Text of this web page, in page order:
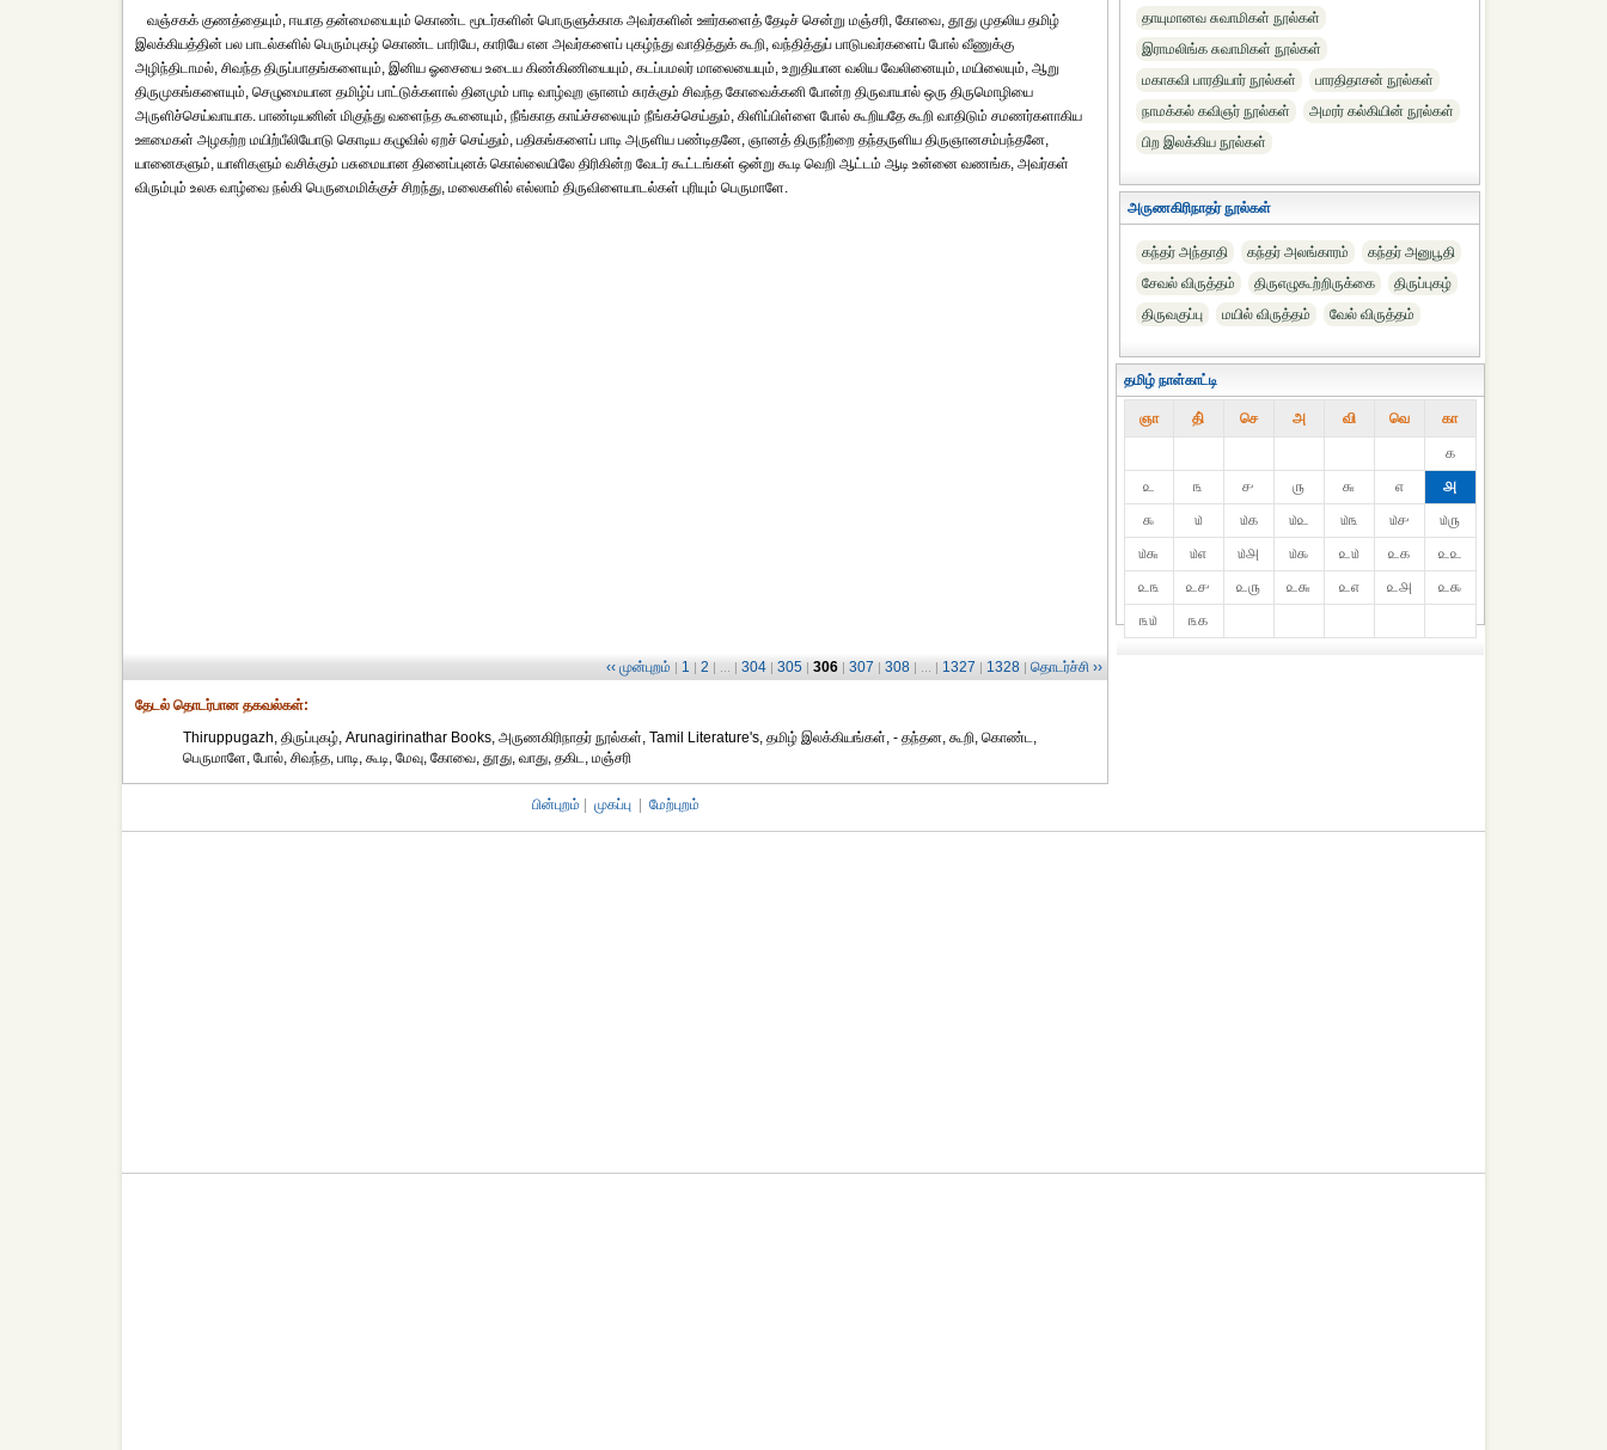
வஞ்சகக் குணத்தையும், ஈயாத தன்மையையும் கொண்ட மூடர்களின் பொருளுக்காக அவர்களின் ஊர்களைத் தேடிச் சென்று மஞ்சரி, கோவை, தூது முதலிய தமிழ்
இலக்கியத்தின் பல பாடல்களில் பெரும்புகழ் கொண்ட பாரியே, காரியே என அவர்களைப் புகழ்ந்து வாதித்துக் கூறி, வந்தித்துப் பாடுபவர்களைப் போல் வீணுக்கு
அழிந்திடாமல், சிவந்த திருப்பாதங்களையும், இனிய ஓசையை உடைய கிண்கிணியையும், கடப்பமலர் மாலையையும், உறுதியான வலிய வேலினையும், மயிலையும், ஆறு
திருமுகங்களையும், செழுமையான தமிழ்ப் பாட்டுக்களால் தினமும் பாடி வாழ்வுற ஞானம் சுரக்கும் சிவந்த கோவைக்கனி போன்ற திருவாயால் ஒரு திருமொழியை
அருளிச்செய்வாயாக. பாண்டியனின் மிகுந்து வளைந்த கூனையும், நீங்காத காய்ச்சலையும் நீங்கச்செய்தும், கிளிப்பிள்ளை போல் கூறியதே கூறி வாதிடும் சமணர்களாகிய
ஊமைகள் அழகற்ற மயிற்பீலியோடு கொடிய கழுவில் ஏறச் செய்தும், பதிகங்களைப் பாடி அருளிய பண்டிதனே, ஞானத் திருநீற்றை தந்தருளிய திருஞானசம்பந்தனே,
யானைகளும், யாளிகளும் வசிக்கும் பசுமையான தினைப்புனக் கொல்லையிலே திரிகின்ற வேடர் கூட்டங்கள் ஒன்று கூடி வெறி ஆட்டம் ஆடி உன்னை வணங்க, அவர்கள்
விரும்பும் உலக வாழ்வை நல்கி பெருமைமிக்குச் சிறந்து, மலைகளில் எல்லாம் திருவிளையாடல்கள் புரியும் பெருமாளே.
‹‹ முன்புறம் | 1 | 2 | ... | 304 | 305 | 306 | 307 | 308 | ... | 1327 | 1328 | தொடர்ச்சி ››
தேட‌ல் தொட‌ர்பான தகவ‌ல்க‌ள்:
Thiruppugazh, திருப்புகழ், Arunagirinathar Books, அருணகிரிநாதர் நூல்கள், Tamil Literature's, தமிழ் இலக்கியங்கள், - தந்தன, கூறி, கொண்ட,
பெருமாளே, போல், சிவந்த, பாடி, கூடி, மேவு, கோவை, தூது, வாது, தகிட, மஞ்சரி
பின்புறம் முகப்பு மேற்புறம்
தாயுமானவ சுவாமிகள் நூல்கள்
இராமலிங்க சுவாமிகள் நூல்கள்
மகாகவி பாரதியார் நூல்கள்
பாரதிதாசன் நூல்கள்
நாமக்கல் கவிஞர் நூல்கள்
அமரர் கல்கியின் நூல்கள்
பிற இலக்கிய நூல்கள்
அருணகிரிநாதர் நூல்கள்
கந்தர் அந்தாதி கந்தர் அலங்காரம்
கந்தர் அனுபூதி
சேவல் விருத்தம்
திருஎழுகூற்றிருக்கை
திருப்புகழ்
திருவகுப்பு
மயில் விருத்தம் வேல் விருத்தம்
தமிழ் நாள்காட்டி
ஞா தி் செ அ வி வெ கா
௧
௨
௩ ௪ ௫ ௬ ௭
௮
௯
௰ ௰௧ ௰௨ ௰௩ ௰௪
௰௫
௰௬
௰௭ ௰௮ ௰௯ ௨௰ ௨௧
௨௨
௨௩
௨௪ ௨௫ ௨௬ ௨௭ ௨௮
௨௯
௩௰
௩௧